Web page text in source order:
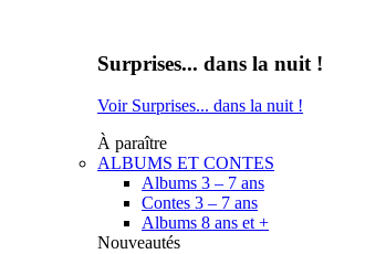
Surprises... dans la nuit !
Voir Surprises... dans la nuit !
À paraître
ALBUMS ET CONTES
Albums 3 – 7 ans
Contes 3 – 7 ans
Albums 8 ans et +
Nouveautés